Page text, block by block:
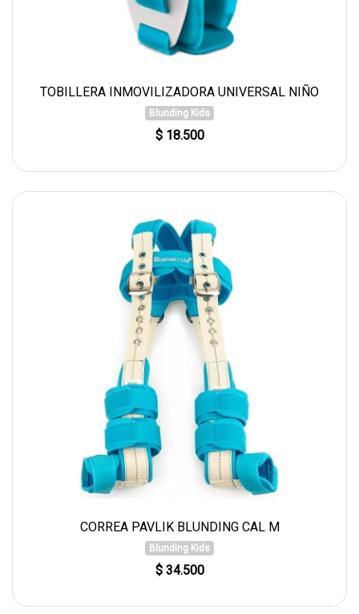
TOBILLERA INMOVILIZADORA UNIVERSAL NIÑO
Blunding Kids
$ 18.500
CORREA PAVLIK BLUNDING CAL M
Blunding Kids
$ 34.500